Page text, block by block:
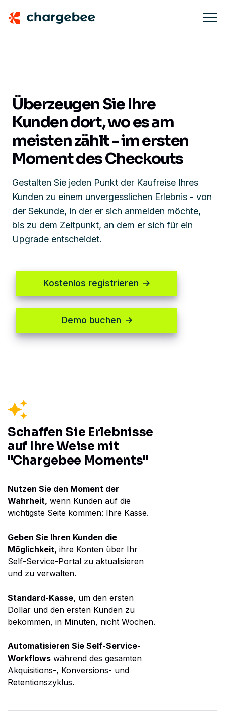
Überzeugen Sie Ihre
Kunden dort, wo es am
meisten zählt - im ersten
Moment des Checkouts
Gestalten Sie jeden Punkt der Kaufreise Ihres
Kunden zu einem unvergesslichen Erlebnis - von
der Sekunde, in der er sich anmelden möchte,
bis zu dem Zeitpunkt, an dem er sich für ein
Upgrade entscheidet.
Kostenlos registrieren
Demo buchen
Schaffen Sie Erlebnisse
auf Ihre Weise mit
"Chargebee Moments"
Nutzen Sie den Moment der
Wahrheit, wenn Kunden auf die
wichtigste Seite kommen: Ihre Kasse.
Geben Sie Ihren Kunden die
Möglichkeit, ihre Konten über Ihr
Self-Service-Portal zu aktualisieren
und zu verwalten.
Standard-Kasse, um den ersten
Dollar und den ersten Kunden zu
bekommen, in Minuten, nicht Wochen.
Automatisieren Sie Self-Service-
Workflows während des gesamten
Akquisitions-, Konversions- und
Retentionszyklus.